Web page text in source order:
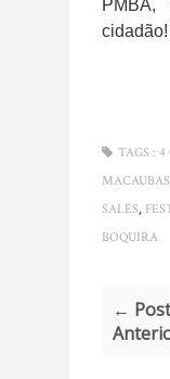
cidadão!
TAGS : 4
MACAUBAS
SALES,
BOQUIRA
←